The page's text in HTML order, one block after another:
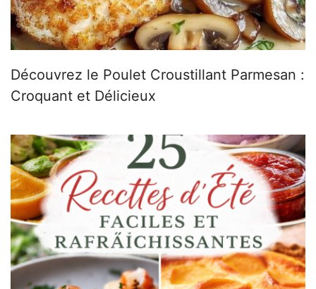
Découvrez le Poulet Croustillant Parmesan :
Croquant et Délicieux